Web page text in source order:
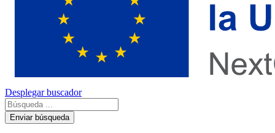
Desplegar buscador
Enviar búsqueda